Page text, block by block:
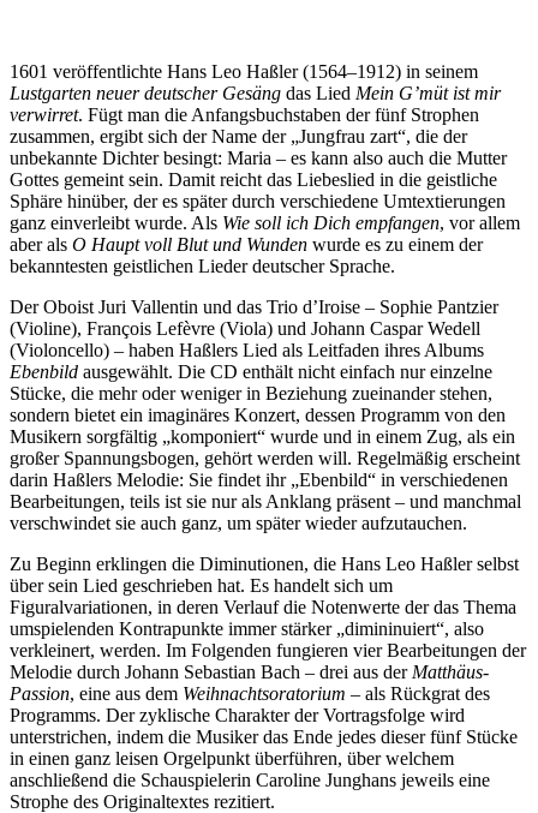
1601 veröffentlichte Hans Leo Haßler (1564–1912) in seinem
Lustgarten neuer deutscher Gesäng das Lied Mein G’müt ist mir
verwirret. Fügt man die Anfangsbuchstaben der fünf Strophen
zusammen, ergibt sich der Name der „Jungfrau zart“, die der
unbekannte Dichter besingt: Maria – es kann also auch die Mutter
Gottes gemeint sein. Damit reicht das Liebeslied in die geistliche
Sphäre hinüber, der es später durch verschiedene Umtextierungen
ganz einverleibt wurde. Als Wie soll ich Dich empfangen, vor allem
aber als O Haupt voll Blut und Wunden wurde es zu einem der
bekanntesten geistlichen Lieder deutscher Sprache.
Der Oboist Juri Vallentin und das Trio d’Iroise – Sophie Pantzier
(Violine), François Lefèvre (Viola) und Johann Caspar Wedell
(Violoncello) – haben Haßlers Lied als Leitfaden ihres Albums
Ebenbild ausgewählt. Die CD enthält nicht einfach nur einzelne
Stücke, die mehr oder weniger in Beziehung zueinander stehen,
sondern bietet ein imaginäres Konzert, dessen Programm von den
Musikern sorgfältig „komponiert“ wurde und in einem Zug, als ein
großer Spannungsbogen, gehört werden will. Regelmäßig erscheint
darin Haßlers Melodie: Sie findet ihr „Ebenbild“ in verschiedenen
Bearbeitungen, teils ist sie nur als Anklang präsent – und manchmal
verschwindet sie auch ganz, um später wieder aufzutauchen.
Zu Beginn erklingen die Diminutionen, die Hans Leo Haßler selbst
über sein Lied geschrieben hat. Es handelt sich um
Figuralvariationen, in deren Verlauf die Notenwerte der das Thema
umspielenden Kontrapunkte immer stärker „dimininuiert“, also
verkleinert, werden. Im Folgenden fungieren vier Bearbeitungen der
Melodie durch Johann Sebastian Bach – drei aus der Matthäus-
Passion, eine aus dem Weihnachtsoratorium – als Rückgrat des
Programms. Der zyklische Charakter der Vortragsfolge wird
unterstrichen, indem die Musiker das Ende jedes dieser fünf Stücke
in einen ganz leisen Orgelpunkt überführen, über welchem
anschließend die Schauspielerin Caroline Junghans jeweils eine
Strophe des Originaltextes rezitiert.